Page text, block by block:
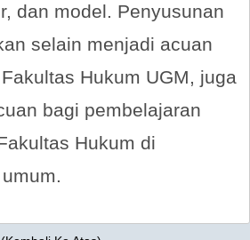
dan model. Penyusunan
selain menjadi acuan
Hukum UGM, juga
bagi pembelajaran
Hukum di